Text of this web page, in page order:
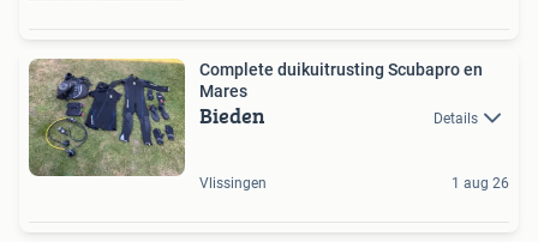
Complete duikuitrusting Scubapro en
Mares
Bieden Details
Vlissingen 1 aug 26